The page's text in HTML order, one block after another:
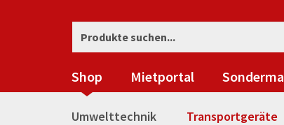
Shop Mietportal
Umwelttechnik Transportgeräte